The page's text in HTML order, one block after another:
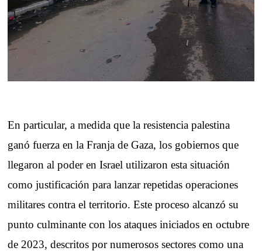
En particular, a medida que la resistencia palestina
ganó fuerza en la Franja de Gaza, los gobiernos que
llegaron al poder en Israel utilizaron esta situación
como justificación para lanzar repetidas operaciones
militares contra el territorio. Este proceso alcanzó su
punto culminante con los ataques iniciados en octubre
de 2023, descritos por numerosos sectores como una